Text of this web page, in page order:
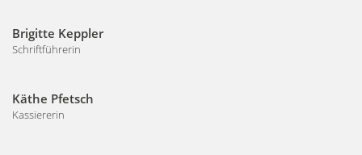
Brigitte Keppler
Schriftführerin
Käthe Pfetsch
Kassiererin